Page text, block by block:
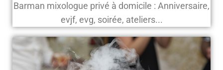
Barman mixologue privé à domicile : Anniversaire,
evjf, evg, soirée, ateliers...